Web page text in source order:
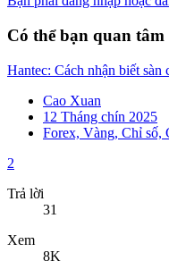
Có thể bạn quan tâm
Hantec: Cách nhận biết
Cao Xuan
12 Tháng chín 2025
Forex, Vàng, Chỉ số,
2
Trả lời
31
Xem
8K